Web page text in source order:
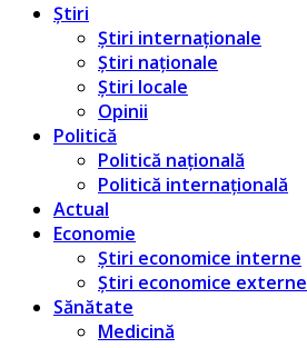
Știri
Știri internaționale
Știri naționale
Știri locale
Opinii
Politică
Politică națională
Politică internațională
Actual
Economie
Știri economice interne
Știri economice externe
Sănătate
Medicină